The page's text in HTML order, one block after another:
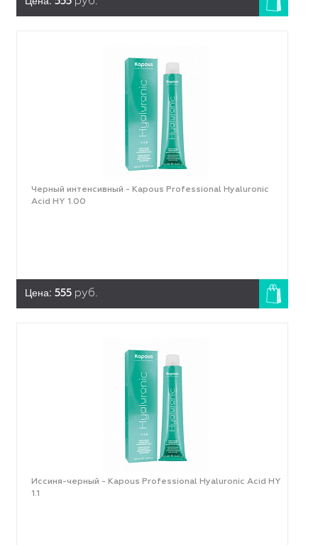
Черный интенсивный - Kapous Professional Hyaluronic
Acid HY 1.00
Цена: 555 руб.
Иссиня-черный - Kapous Professional Hyaluronic Acid HY
1.1